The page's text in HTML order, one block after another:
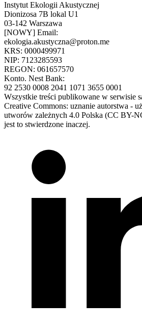
Instytut Ekologii Akustycznej
Dionizosa 7B lokal U1
03-142 Warszawa
[NOWY] Email:
ekologia.akustyczna@proton.me
KRS: 0000499971
NIP: 7123285593
REGON: 061657570
Konto. Nest Bank:
92 2530 0008 2041 1071 3655 0001
Wszystkie treści publikowane w serwisie
Creative Commons: uznanie autorstwa -
utworów zależnych 4.0 Polska (CC BY-
jest to stwierdzone inaczej.